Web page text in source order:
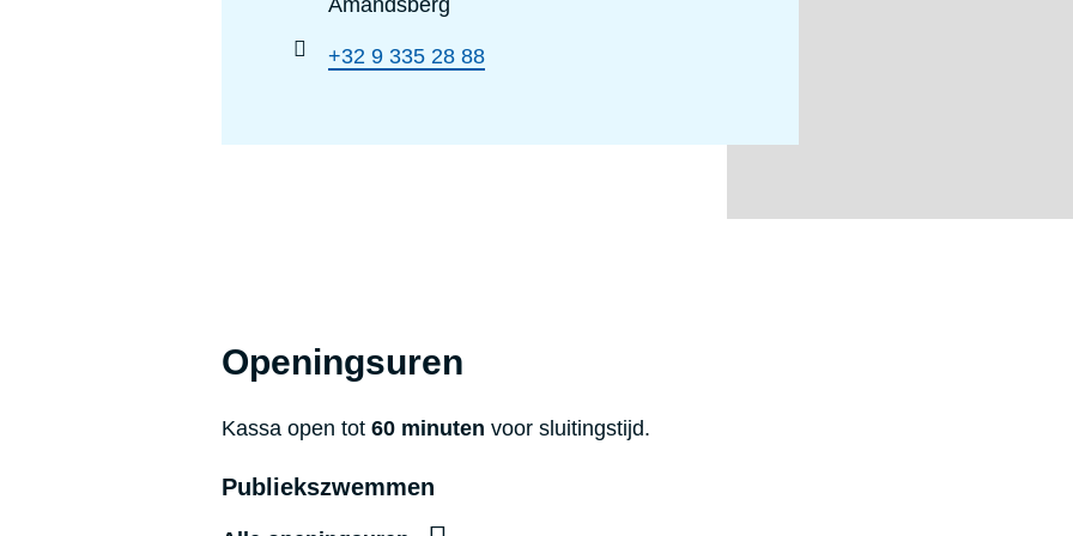
Telefoonnummer
+32 9 335 28 88
Openingsuren
Kassa open tot 60 minuten voor sluitingstijd.
Publiekszwemmen